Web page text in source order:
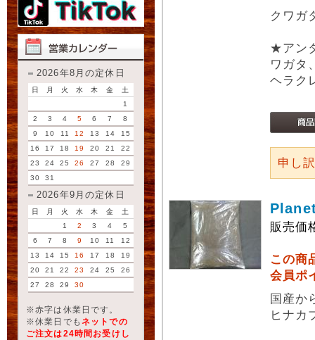
2026年8月の定休日
日 月 火 水 木 金
土
1
2
3 4 5 6 7
8
9
10 11 12 13 14
15
16
17 18 19 20 21
22
23
24 25 26 27 28
29
30
31
2026年9月の定休日
日 月 火 水 木 金
土
1
2 3 4
5
6
7 8 9 10 11
12
13
14 15 16 17 18
19
20
21 22 23 24 25
26
27
28 29 30
※赤字は休業日です。
※休業日でも ネットでの
ご注文は24時間お受けし
クワガ
★アン
ワガタ
ヘラク
申し
販売価
この商
会員ポ
国産か
ヒナカ